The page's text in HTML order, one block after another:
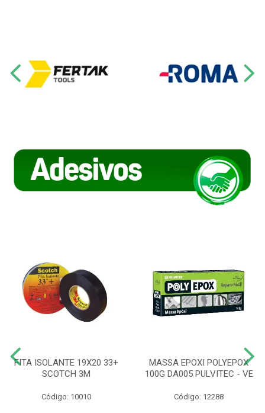
FITA ISOLANTE 19X20 33+
SCOTCH 3M
Código: 10010
MASSA EPOXI POLYEPOX
100G DA005 PULVITEC - VE
Código: 12288